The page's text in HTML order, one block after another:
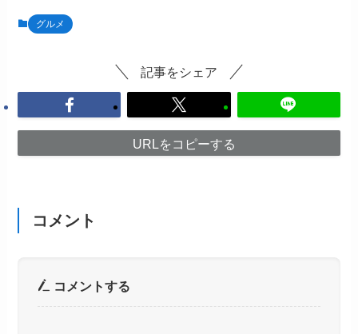
グルメ
記事をシェア
URLをコピーする
コメント
コメントする